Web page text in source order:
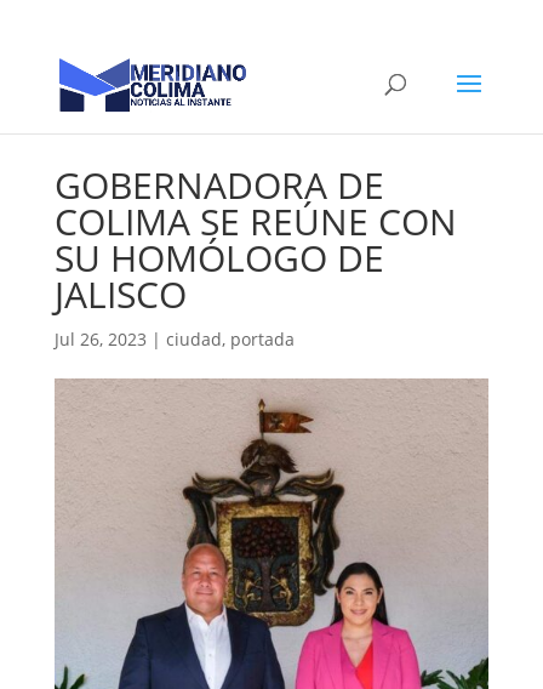
GOBERNADORA DE
COLIMA SE REÚNE CON
SU HOMÓLOGO DE
JALISCO
Jul 26, 2023 | ciudad, portada